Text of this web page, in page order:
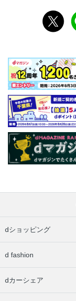
dショッピング
d fashion
dカーシェア